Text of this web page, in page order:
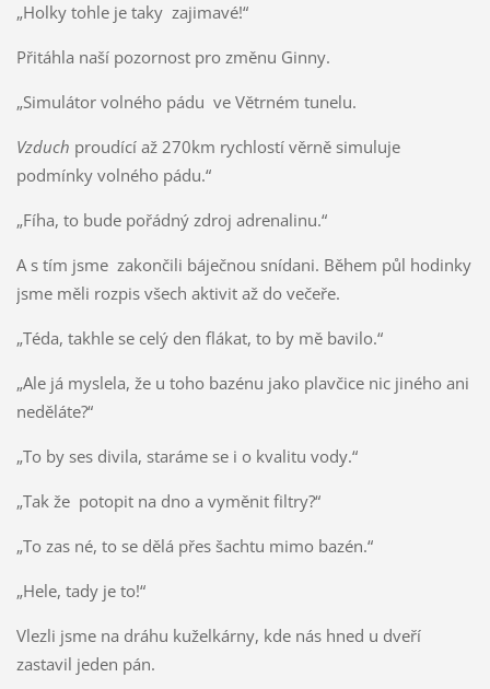
„Holky tohle je taky zajimavé!“
Přitáhla naší pozornost pro změnu Ginny.
„Simulátor volného pádu ve Větrném tunelu.
Vzduch proudící až 270km rychlostí věrně simuluje
podmínky volného pádu.“
„Fíha, to bude pořádný zdroj adrenalinu.“
A s tím jsme zakončili báječnou snídani. Během půl hodinky
jsme měli rozpis všech aktivit až do večeře.
„Téda, takhle se celý den flákat, to by mě bavilo.“
„Ale já myslela, že u toho bazénu jako plavčice nic jiného ani
neděláte?“
„To by ses divila, staráme se i o kvalitu vody.“
„Tak že potopit na dno a vyměnit filtry?“
„To zas né, to se dělá přes šachtu mimo bazén.“
„Hele, tady je to!“
Vlezli jsme na dráhu kuželkárny, kde nás hned u dveří
zastavil jeden pán.